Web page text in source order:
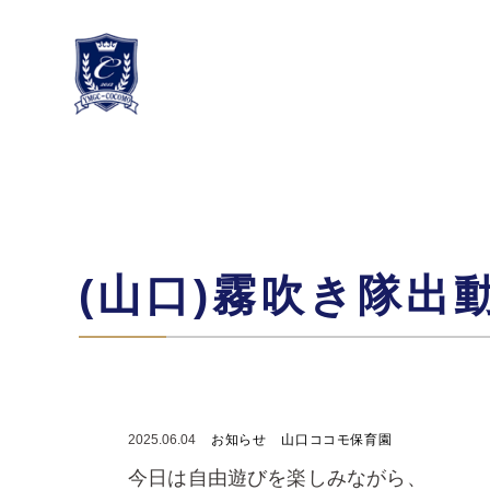
(山口)霧吹き隊出
2025.06.04 お知らせ 山口ココモ保育園
今日は自由遊びを楽しみながら、